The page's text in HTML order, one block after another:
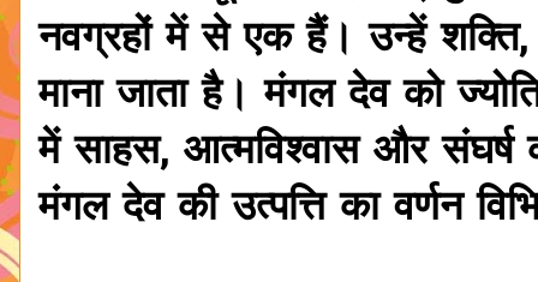
नवग्रहों में से एक हैं। उन्हें
माना जाता है। मंगल देव को
में साहस, आत्मविश्वास और संघर्ष
मंगल देव की उत्पत्ति का वर्णन